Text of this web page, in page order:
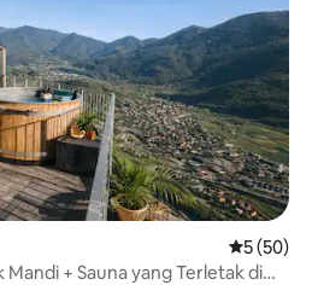
Nilai rata-
5 (50)
+ Sauna yang Terletak di